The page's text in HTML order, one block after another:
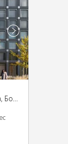
Level Бауманская, ЦАО, г. Москва, Бол. Почтовая ул., 18 стр. 3